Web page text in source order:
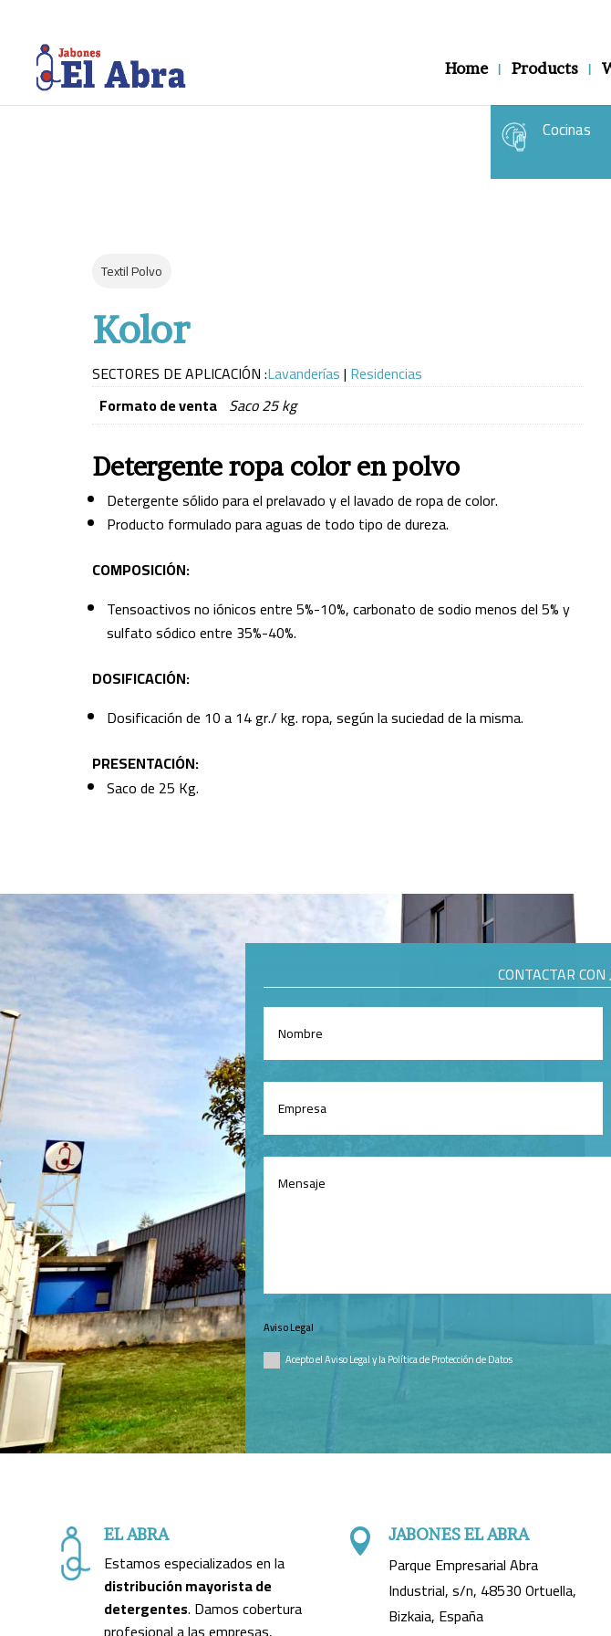
Home Products
Cocinas
Textil Polvo
Kolor
SECTORES DE APLICACIÓN :Lavanderías| Residencias
Formato de venta Saco 25 kg
Detergente ropa color en polvo
Detergente sólido para el prelavado y el lavado de ropa de color.
Producto formulado para aguas de todo tipo de dureza.
COMPOSICIÓN:
Tensoactivos no iónicos entre 5%-10%, carbonato de sodio menos del 5% y
sulfato sódico entre 35%-40%.
DOSIFICACIÓN:
Dosificación de 10 a 14 gr./ kg. ropa, según la suciedad de la misma.
PRESENTACIÓN:
Saco de 25 Kg.
CONTACTAR CON
Aviso Legal
Acepto el Aviso Legal y la Política de Protección de Datos
EL ABRA
Estamos especializados en la
distribución mayorista de
detergentes. Damos cobertura
 JABONES EL ABRA
Parque Empresarial Abra
Industrial, s/n, 48530 Ortuella,
Bizkaia, España